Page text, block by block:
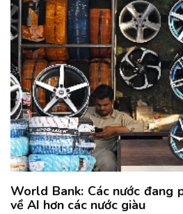
World Bank: Các nước
về AI hơn các nước giàu